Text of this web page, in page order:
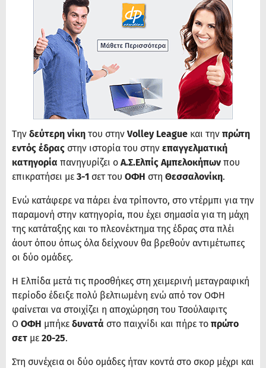
Την δεύτερη νίκη του στην Volley League και την πρώτη
εντός έδρας στην ιστορία του στην επαγγελματική
κατηγορία πανηγυρίζει ο Α.Σ.Ελπίς Αμπελοκήπων που
επικρατήσει με 3-1 σετ του ΟΦΗ στη Θεσσαλονίκη.
Ενώ κατάφερε να πάρει ένα τρίποντο, στο ντέρμπι για την
παραμονή στην κατηγορία, που έχει σημασία για τη μάχη
της κατάταξης και το πλεονέκτημα της έδρας στα πλέι
άουτ όπου όπως όλα δείχνουν θα βρεθούν αντιμέτωπες
οι δύο ομάδες.
Η Ελπίδα μετά τις προσθήκες στη χειμερινή μεταγραφική
περίοδο έδειξε πολύ βελτιωμένη ενώ από τον ΟΦΗ
φαίνεται να στοιχίζει η αποχώρηση του Τσούλαφιτς
Ο ΟΦΗ μπήκε δυνατά στο παιχνίδι και πήρε το πρώτο
σετ με 20-25.
Στη συνέχεια οι δύο ομάδες ήταν κοντά στο σκορ μέχρι και